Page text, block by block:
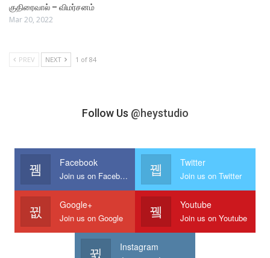
குதிரைவால் – விமர்சனம்
Mar 20, 2022
PREV NEXT 1 of 84
Follow Us @heystudio
Facebook
Join us on Facebook
Twitter
Join us on Twitter
Google+
Join us on Google
Youtube
Join us on Youtube
Instagram